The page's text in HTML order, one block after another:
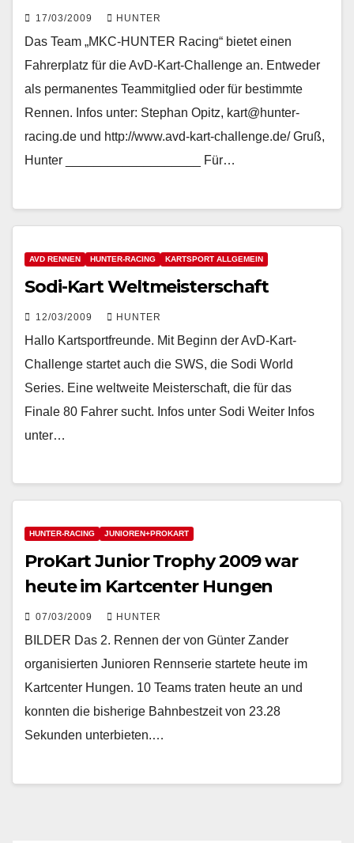
17/03/2009 HUNTER
Das Team „MKC-HUNTER Racing“ bietet einen
Fahrerplatz für die AvD-Kart-Challenge an. Entweder
als permanentes Teammitglied oder für bestimmte
Rennen. Infos unter: Stephan Opitz, kart@hunter-
racing.de und http://www.avd-kart-challenge.de/ Gruß,
Hunter ___________________ Für…
AVD RENNEN HUNTER-RACING KARTSPORT ALLGEMEIN
Sodi-Kart Weltmeisterschaft
12/03/2009 HUNTER
Hallo Kartsportfreunde. Mit Beginn der AvD-Kart-
Challenge startet auch die SWS, die Sodi World
Series. Eine weltweite Meisterschaft, die für das
Finale 80 Fahrer sucht. Infos unter Sodi Weiter Infos
unter…
HUNTER-RACING JUNIOREN+PROKART
ProKart Junior Trophy 2009 war
heute im Kartcenter Hungen
07/03/2009 HUNTER
BILDER Das 2. Rennen der von Günter Zander
organisierten Junioren Rennserie startete heute im
Kartcenter Hungen. 10 Teams traten heute an und
konnten die bisherige Bahnbestzeit von 23.28
Sekunden unterbieten.…